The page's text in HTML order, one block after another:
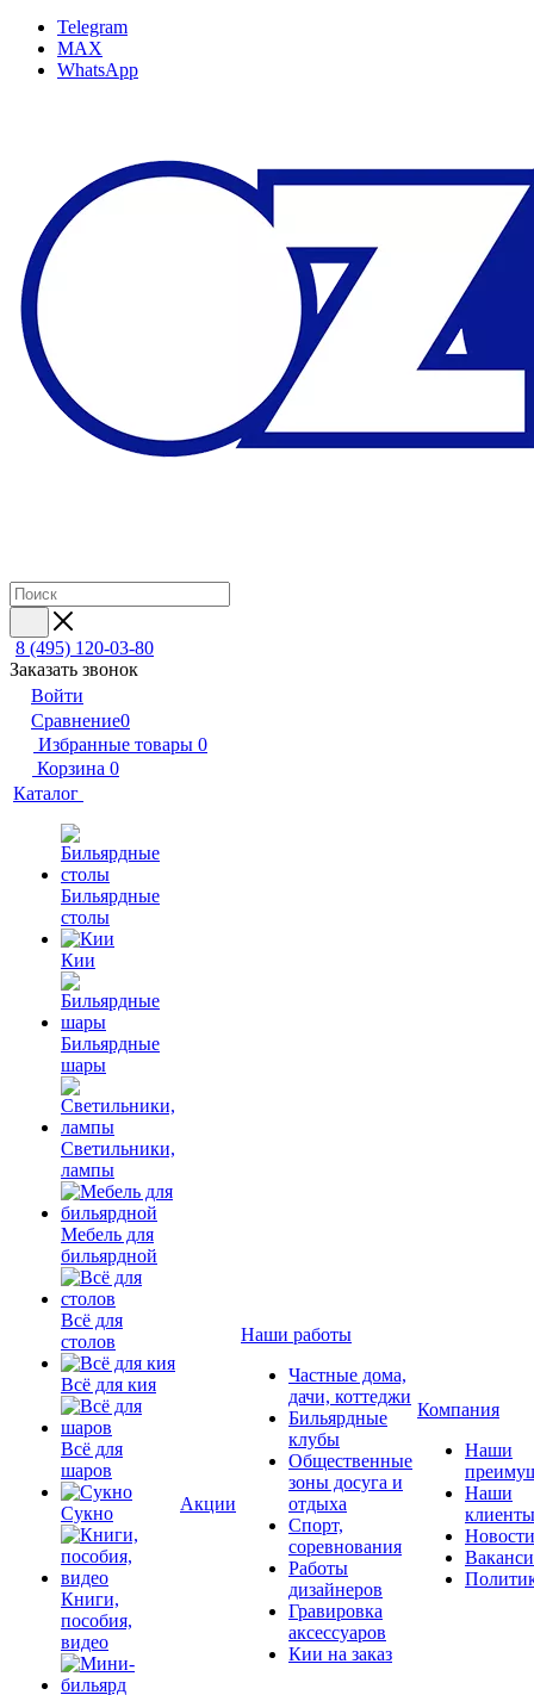
Telegram
MAX
WhatsApp
8 (495) 120-03-80
Заказать звонок
Войти
Сравнение0
Избранные товары 0
Корзина 0
Каталог
Бильярдные
столы
Кии
Бильярдные
шары
Светильники,
лампы
Мебель для
бильярдной
Всё для
столов
Всё для кия
Всё для
шаров
Сукно
Книги,
пособия,
видео
Акции
Наши работы
Частные дома,
дачи, коттеджи
Бильярдные
клубы
Общественные
зоны досуга и
отдыха
Спорт,
соревнования
Работы
дизайнеров
Гравировка
аксессуаров
Кии на заказ
Компания
Наши
Наши
клиенты
Новости